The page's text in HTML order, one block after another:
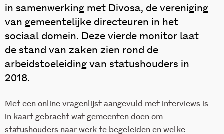
in samenwerking met Divosa, de vereniging
van gemeentelijke directeuren in het
sociaal domein. Deze vierde monitor laat
de stand van zaken zien rond de
arbeidstoeleiding van statushouders in
2018.
Met een online vragenlijst aangevuld met interviews is
in kaart gebracht wat gemeenten doen om
statushouders naar werk te begeleiden en welke